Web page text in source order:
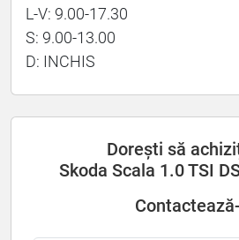
L-V: 9.00-17.30
S: 9.00-13.00
D: INCHIS
Dorești să
Skoda Scala 1.0 TSI